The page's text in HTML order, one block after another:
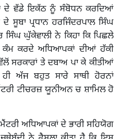
ਦੇ ਵੱਡੇ ਇਕੱਠ ਨੂੰ ਸੰਬੋਧਨ ਕਰਦਿਆਂ
ਸੂਬਾ ਪ੍ਰਧਾਨ ਹਰਜਿੰਦਰਪਾਲ ਸਿੰਘ
ਘੁੱਕੇਵਾਲੀ ਨੇ ਕਿਹਾ ਕਿ ਪਿਛਲੇ
ਕਰਦੇ ਅਧਿਆਪਕਾਂ ਦੀਆਂ ਹੱਕੀ
ਸਰਕਾਰਾਂ ਤੇ ਦਬਾਅ ਪਾ ਕੇ ਕੀਤੀਆਂ
ਅੱਜ ਬਹੁਤ ਸਾਰੇ ਸਾਥੀ ਹੋਰਨਾਂ
ਟੀਚਰਜ਼ ਯੂਨੀਅਨ ਚ ਸ਼ਾਮਿਲ ਹੋ
ਅਧਿਆਪਕਾਂ ਦੇ ਭਾਰੀ ਸਹਿਯੋਗ